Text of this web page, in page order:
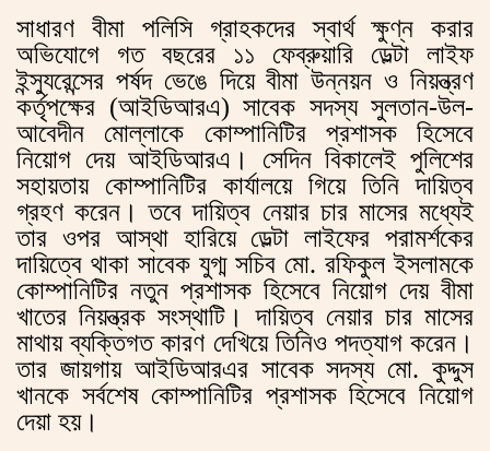
সাধারণ বীমা পলিসি গ্রাহকদের স্বার্থ ক্ষুণ্ন করার
অভিযোগে গত বছরের ১১ ফেব্রুয়ারি ডেল্টা লাইফ
ইন্স্যুরেন্সের পর্ষদ ভেঙে দিয়ে বীমা উন্নয়ন ও নিয়ন্ত্রণ
কর্তৃপক্ষের (আইডিআরএ) সাবেক সদস্য সুলতান-উল-
আবেদীন মোল্লাকে কোম্পানিটির প্রশাসক হিসেবে
নিয়োগ দেয় আইডিআরএ। সেদিন বিকালেই পুলিশের
সহায়তায় কোম্পানিটির কার্যালয়ে গিয়ে তিনি দায়িত্ব
গ্রহণ করেন। তবে দায়িত্ব নেয়ার চার মাসের মধ্যেই
তার ওপর আস্থা হারিয়ে ডেল্টা লাইফের পরামর্শকের
দায়িত্বে থাকা সাবেক যুগ্ম সচিব মো. রফিকুল ইসলামকে
কোম্পানিটির নতুন প্রশাসক হিসেবে নিয়োগ দেয় বীমা
খাতের নিয়ন্ত্রক সংস্থাটি। দায়িত্ব নেয়ার চার মাসের
মাথায় ব্যক্তিগত কারণ দেখিয়ে তিনিও পদত্যাগ করেন।
তার জায়গায় আইডিআরএর সাবেক সদস্য মো. কুদ্দুস
খানকে সর্বশেষ কোম্পানিটির প্রশাসক হিসেবে নিয়োগ
দেয়া হয়।